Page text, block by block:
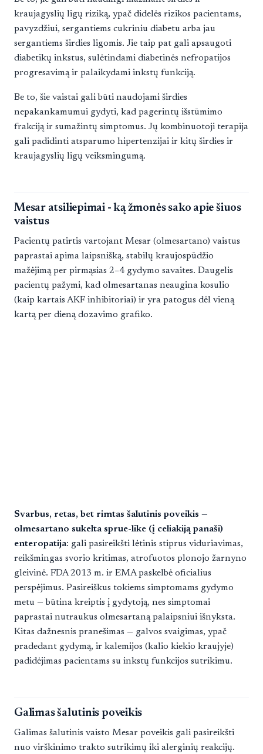
kraujagyslių ligų riziką, ypač didelės rizikos pacientams,
pavyzdžiui, sergantiems cukriniu diabetu arba jau
sergantiems širdies ligomis. Jie taip pat gali apsaugoti
diabetikų inkstus, sulėtindami diabetinės nefropatijos
progresavimą ir palaikydami inkstų funkciją.
Be to, šie vaistai gali būti naudojami širdies
nepakankamumui gydyti, kad pagerintų išstūmimo
frakciją ir sumažintų simptomus. Jų kombinuotoji terapija
gali padidinti atsparumo hipertenzijai ir kitų širdies ir
kraujagyslių ligų veiksmingumą.
Mesar atsiliepimai - ką žmonės sako apie šiuos
vaistus
Pacientų patirtis vartojant Mesar (olmesartano) vaistus
paprastai apima laipsnišką, stabilų kraujospūdžio
mažėjimą per pirmąsias 2–4 gydymo savaites. Daugelis
pacientų pažymi, kad olmesartanas neaugina kosulio
(kaip kartais AKF inhibitoriai) ir yra patogus dėl vieną
kartą per dieną dozavimo grafiko.
Svarbus, retas, bet rimtas šalutinis poveikis —
olmesartano sukelta sprue-like (į celiakiją panaši)
enteropatija: gali pasireikšti lėtinis stiprus viduriavimas,
reikšmingas svorio kritimas, atrofuotos plonojo žarnyno
gleivinė. FDA 2013 m. ir EMA paskelbė oficialius
perspėjimus. Pasireiškus tokiems simptomams gydymo
metu — būtina kreiptis į gydytoją, nes simptomai
paprastai nutraukus olmesartaną palaipsniui išnyksta.
Kitas dažnesnis pranešimas — galvos svaigimas, ypač
pradedant gydymą, ir kalemijos (kalio kiekio kraujyje)
padidėjimas pacientams su inkstų funkcijos sutrikimu.
Galimas šalutinis poveikis
Galimas šalutinis vaisto Mesar poveikis gali pasireikšti
nuo virškinimo trakto sutrikimų iki alerginių reakcijų.